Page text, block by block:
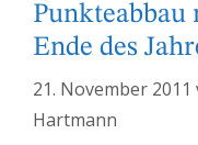
Punkteabbau
Ende des
21. November 2011
Hartmann